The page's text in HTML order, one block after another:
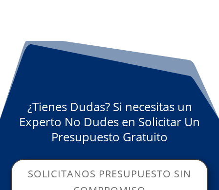
¿Tienes Dudas? Si necesitas un
Experto No Dudes en Solicitar Un
Presupuesto Gratuito
SOLICITANOS PRESUPUESTO SIN